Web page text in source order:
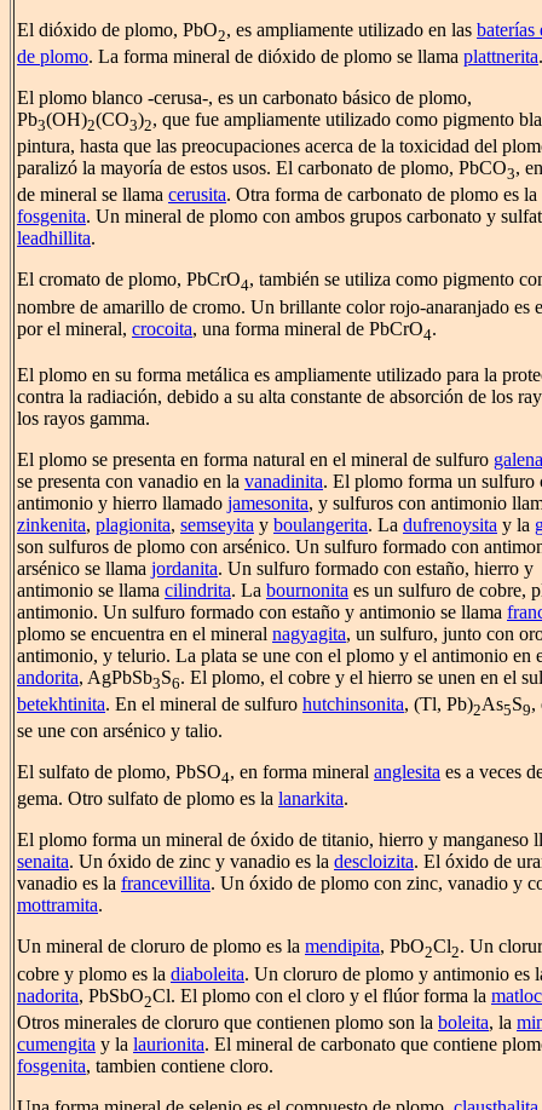
El dióxido de plomo, PbO2, es ampliamente utilizado en las baterías
de plomo. La forma mineral de dióxido de plomo se llama plattnerita.
El plomo blanco -cerusa-, es un carbonato básico de plomo,
Pb3(OH)2(CO3)2, que fue ampliamente utilizado como pigmento
pintura, hasta que las preocupaciones acerca de la toxicidad del
paralizó la mayoría de estos usos. El carbonato de plomo, PbCO3,
de mineral se llama cerusita. Otra forma de carbonato de plomo es la
fosgenita. Un mineral de plomo con ambos grupos carbonato y
leadhillita.
El cromato de plomo, PbCrO4, también se utiliza como pigmento
nombre de amarillo de cromo. Un brillante color rojo-anaranjado es
por el mineral, crocoita, una forma mineral de PbCrO4.
El plomo en su forma metálica es ampliamente utilizado para la
contra la radiación, debido a su alta constante de absorción de los
los rayos gamma.
El plomo se presenta en forma natural en el mineral de sulfuro galena
se presenta con vanadio en la vanadinita. El plomo forma un sulfuro
antimonio y hierro llamado jamesonita, y sulfuros con antimonio
zinkenita, plagionita, semseyita y boulangerita. La dufrenoysita y la
son sulfuros de plomo con arsénico. Un sulfuro formado con
arsénico se llama jordanita. Un sulfuro formado con estaño, hierro y
antimonio se llama cilindrita. La bournonita es un sulfuro de cobre,
antimonio. Un sulfuro formado con estaño y antimonio se llama
plomo se encuentra en el mineral nagyagita, un sulfuro, junto con
antimonio, y telurio. La plata se une con el plomo y el antimonio en
andorita, AgPbSb3S6. El plomo, el cobre y el hierro se unen en el
betekhtinita. En el mineral de sulfuro hutchinsonita, (Tl, Pb)2As5S9,
se une con arsénico y talio.
El sulfato de plomo, PbSO4, en forma mineral anglesita es a veces
gema. Otro sulfato de plomo es la lanarkita.
El plomo forma un mineral de óxido de titanio, hierro y manganeso
senaita. Un óxido de zinc y vanadio es la descloizita. El óxido de
vanadio es la francevillita. Un óxido de plomo con zinc, vanadio y
mottramita.
Un mineral de cloruro de plomo es la mendipita, PbO2Cl2. Un
cobre y plomo es la diaboleita. Un cloruro de plomo y antimonio es
nadorita, PbSbO2Cl. El plomo con el cloro y el flúor forma la
Otros minerales de cloruro que contienen plomo son la boleita, la
cumengita y la laurionita. El mineral de carbonato que contiene
fosgenita, tambien contiene cloro.